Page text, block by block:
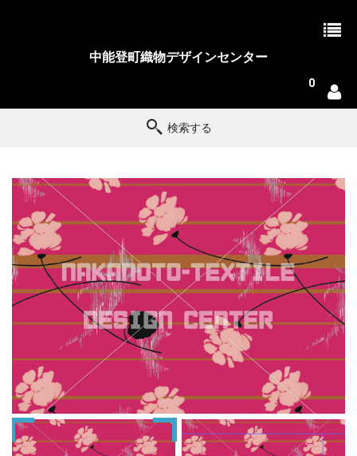
中能登町織物デザインセンター
0
検索する